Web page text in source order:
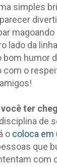
simples
lado da
bom humor
com o
ter
de
o coloca em
que
com